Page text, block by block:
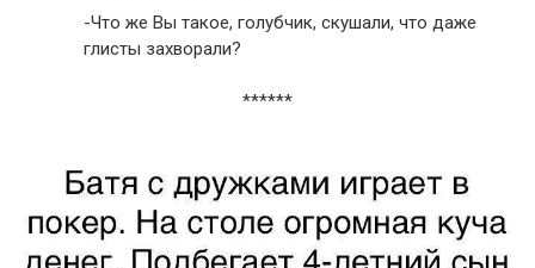
-Что же Вы такое, голубчик, скушали, что даже
глисты захворали?
******